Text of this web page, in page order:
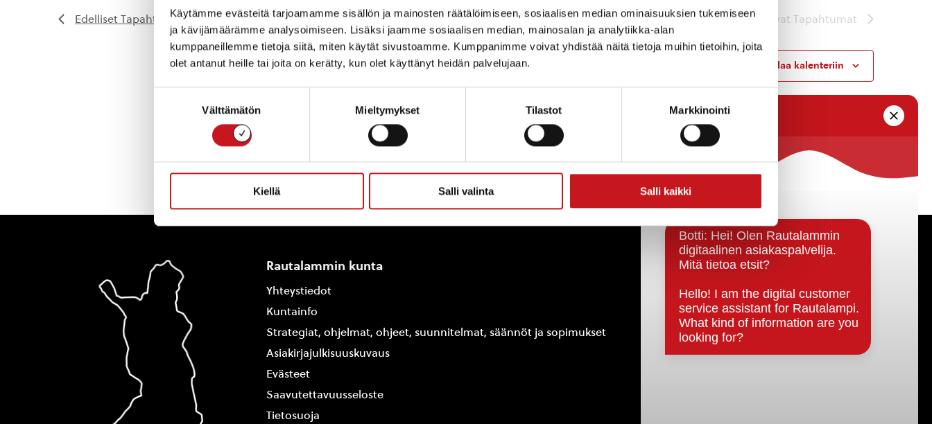
Käytämme evästeitä tarjoamamme sisällön ja mainosten räätälöimiseen, sosiaalisen median ominaisuuksien tukemiseen
ja kävijämäärämme analysoimiseen. Lisäksi jaamme sosiaalisen median, mainosalan ja analytiikka-alan
kumppaneillemme tietoja siitä, miten käytät sivustoamme. Kumppanimme voivat yhdistää näitä tietoja muihin tietoihin, joita
olet antanut heille tai joita on kerätty, kun olet käyttänyt heidän palvelujaan.
Välttämätön Mieltymykset Tilastot Markkinointi
Kiellä Salli valinta Salli kaikki
Edelliset Tapahtumat Seuraavat Tapahtumat
Tilaa kalenteriin
Rautalammin kunta
Yhteystiedot
Kuntainfo
Strategiat, ohjelmat, ohjeet, suunnitelmat, säännöt ja sopimukset
Asiakirjajulkisuuskuvaus
Evästeet
Saavutettavuusseloste
Tietosuoja
Päätöksenteko ja lähidemokratia
Päätökset, esityslistat & pöytäkirjat
Hallinto
Kunnanhallitus
Kunnanvaltuusto